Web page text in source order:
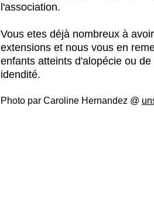
l'association.
Vous etes déjà nombreux à
extensions et nous vous en
enfants atteints d'alopécie ou
idendité.
Photo par Caroline Hernandez @